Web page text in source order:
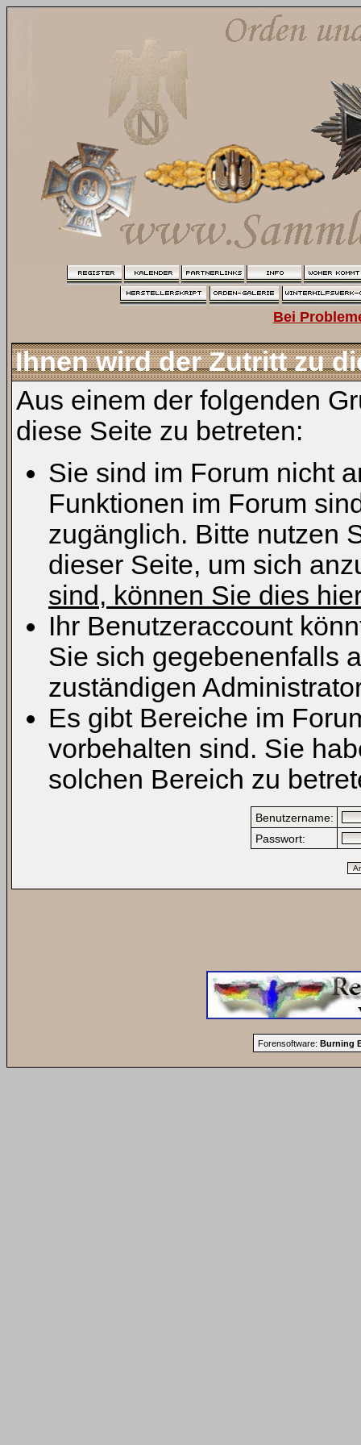
Bei
Ihnen wird der Zutritt zu
Aus einem der folgenden
diese Seite zu betreten:
Sie sind im Forum nicht
Funktionen im Forum
zugänglich. Bitte nutzen
dieser Seite, um sich
sind, können Sie dies
Ihr Benutzeraccount
Sie sich gegebenenfalls
zuständigen
Es gibt Bereiche im
vorbehalten sind. Sie
solchen Bereich zu
Benutzername:
Passwort:
Forensoftware: Burning